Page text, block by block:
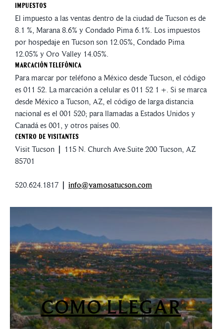
Impuestos
El impuesto a las ventas dentro de la ciudad de Tucson es de
8.1 %, Marana 8.6% y Condado Pima 6.1%. Los impuestos
por hospedaje en Tucson son 12.05%, Condado Pima
12.05% y Oro Valley 14.05%.
Marcación Telefónica
Para marcar por teléfono a México desde Tucson, el código
es 011 52. La marcación a celular es 011 52 1 +. Si se marca
desde México a Tucson, AZ, el código de larga distancia
nacional es el 001 520; para llamadas a Estados Unidos y
Canadá es 001, y otros países 00.
Centro de Visitantes
Visit Tucson | 115 N. Church Ave.Suite 200 Tucson, AZ
85701
520.624.1817 | info@vamosatucson.com
COMO LLEGAR